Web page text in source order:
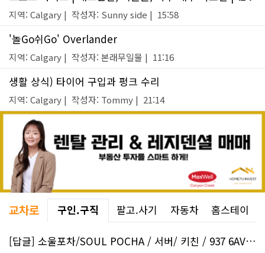
지역: Calgary | 작성자: Sunny side | 15:58
'놀Go쉬Go' Overlander
지역: Calgary | 작성자: 본래무일물 | 11:16
생활 상식) 타이어 구입과 펑크 수리
지역: Calgary | 작성자: Tommy | 21:14
교차로 구인.구직 팔고.사기 자동차 홈스테이
[답글] 소울포차/SOUL POCHA / 서버/ 키친 / 937 6AVE..